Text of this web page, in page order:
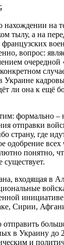
нахождении на
тылу, а на
французских
вопрос:
очередной
Украине
ли она к ещё
формально –
отправки
страну, где
одобрение всех
понятно,
входящая в
Сирии,
отправить
в Украину до
и